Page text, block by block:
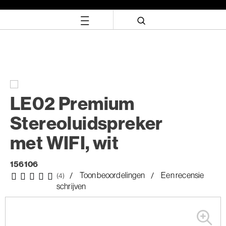
LE02 Premium
Stereoluidspreker
met WIFI, wit
156106
(4) Toon beoordelingen
Een recensie
schrijven